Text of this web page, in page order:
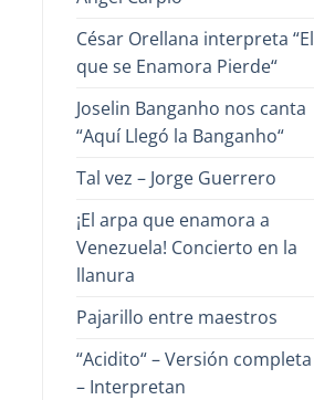
César Orellana interpreta “El
que se Enamora Pierde“
Joselin Banganho nos canta
“Aquí Llegó la Banganho“
Tal vez – Jorge Guerrero
¡El arpa que enamora a
Venezuela! Concierto en la
llanura
Pajarillo entre maestros
“Acidito“ – Versión completa
– Interpretan